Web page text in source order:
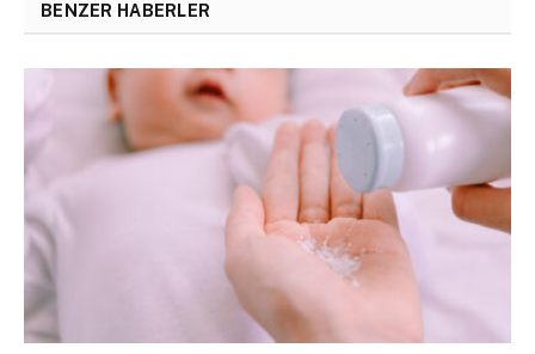
BENZER HABERLER